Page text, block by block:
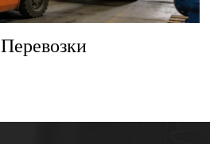
Перевозки